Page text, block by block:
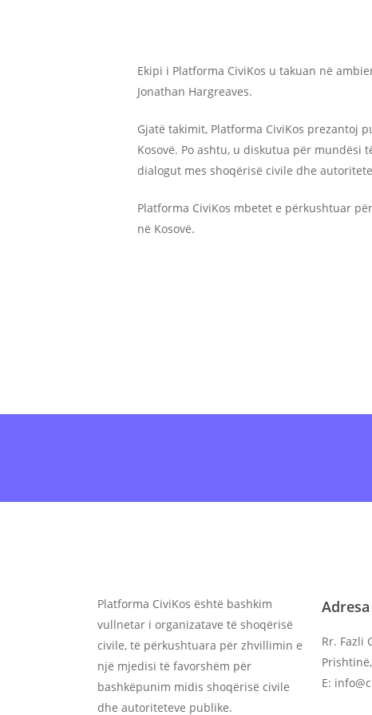
Ekipi i Platforma CiviKos u takuan në
Jonathan Hargreaves.
Gjatë takimit, Platforma CiviKos prezantoj
Kosovë. Po ashtu, u diskutua për
dialogut mes shoqërisë civile dhe
Platforma CiviKos mbetet e përkushtuar
në Kosovë.
Antarësohu
Platforma CiviKos është bashkim
vullnetar i organizatave të shoqërisë
civile, të përkushtuara për zhvillimin e
një mjedisi të favorshëm për
bashkëpunim midis shoqërisë civile
dhe autoriteteve publike.
Adresa
Rr. Fazli
E: